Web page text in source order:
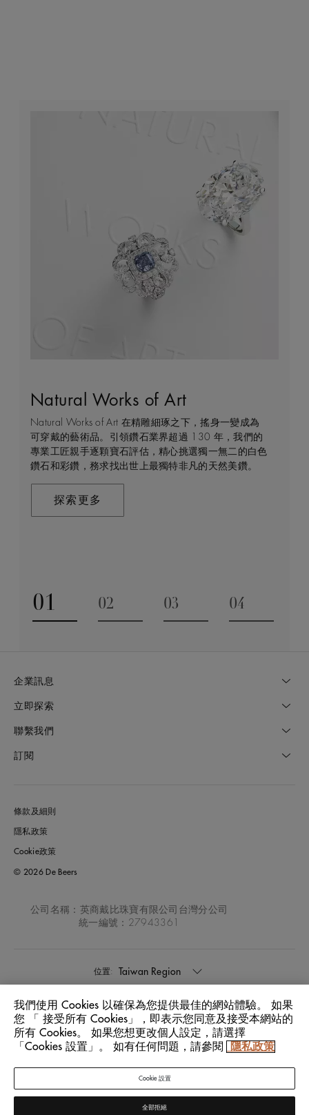
Natural Works of Art
Natural Works of Art 在精雕細琢之下，搖身一變成為
可穿戴的藝術品。引領鑽石業界超過 130 年，我們的
專業工匠親手逐顆寶石評估，精心挑選獨一無二的白色
鑽石和彩鑽，務求找出世上最獨特非凡的天然美鑽。
探索更多
鑽石珠寶創作的藝術
De Beers 作為鑽石珠寶藝術的領導者，在鑽石之旅的
每個階段 —— 從鑽石原石的開採到打造成世代相傳的
瑰寶 —— 均擁有舉足輕重的獨特地位。 我們探索並揭
示大自然的珍稀寶藏所潛藏的醉人魅力，精心創造出工
在這趟追尋極致瑰寶的旅程，對完美的追求與卓越的專
建設永恒
我們每天都能親眼目感受天然美鑽何等珍貴，對佩戴者
和製作過程中的所有人而言，鑽石都是大自然的瑰寶。
因此我們致力確保每顆鑽石都能對開採地當地的人民和
環境帶來長久的正面影響。我們將此承諾稱為「建設永
探索更多
客戶服務
不論您身處家中或到訪我們其中一間商店，我們都渴望
能為您提供度身訂造的購物體驗。預約親臨精品店或線
上購物體驗，即可透過私人諮詢得到專家協助和指導。
聯絡我們
01
Go to slide 1
02
03
04
企業訊息
立即探索
聯繫我們
訂閱
條款及細則
隱私政策
Cookie政策
© 2026 De Beers
公司名稱：英商戴比珠寶有限公司台灣分公司
統一編號：27943361
位置: Taiwan Region
語言: 中文
我們使用 Cookies 以確保為您提供最佳的網站體驗。 如果
您 「 接受所有 Cookies」，即表示您同意及接受本網站的
所有 Cookies。 如果您想更改個人設定，請選擇
「Cookies 設置」。 如有任何問題，請參閱
隱私政策
Cookie 設置
全部拒絕